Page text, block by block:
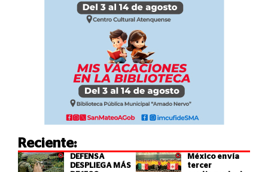
Reciente:
DEFENSA
DESPLIEGA MÁS
México envía
tercer